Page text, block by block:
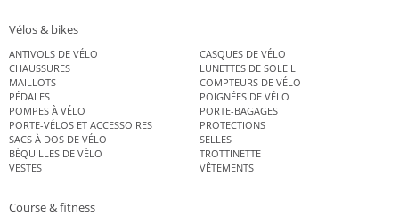
Vélos & bikes
ANTIVOLS DE VÉLO
CASQUES DE VÉLO
CHAUSSURES
LUNETTES DE SOLEIL
MAILLOTS
COMPTEURS DE VÉLO
PÉDALES
POIGNÉES DE VÉLO
POMPES À VÉLO
PORTE-BAGAGES
PORTE-VÉLOS ET ACCESSOIRES
PROTECTIONS
SACS À DOS DE VÉLO
SELLES
BÉQUILLES DE VÉLO
TROTTINETTE
VESTES
VÊTEMENTS
Course & fitness